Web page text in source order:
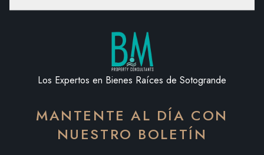
Los Expertos en Bienes Raíces de Sotogrande
MANTENTE AL DÍA CON
NUESTRO BOLETÍN